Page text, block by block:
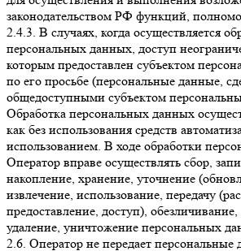
законодательством РФ функций,
2.4.3. В случаях, когда осуществляется
персональных данных, доступ
которым предоставлен субъектом
по его просьбе (персональные данные,
общедоступными субъектом
Обработка персональных данных
как без использования средств
использованием. В ходе обработки
Оператор вправе осуществлять сбор,
накопление, хранение, уточнение
извлечение, использование, передачу
предоставление, доступ),
удаление, уничтожение персональных
2.6. Оператор не передает персональные